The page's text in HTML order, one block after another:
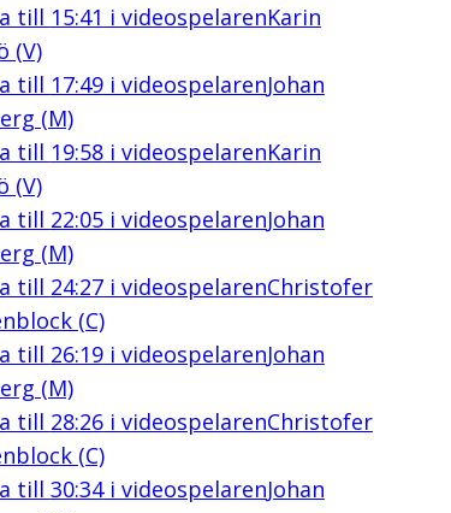
till 15:41 i videospelarenKarin
(V)
till 17:49i videospelarenJohan
(M)
till 19:58i videospelarenKarin
(V)
till 22:05i videospelarenJohan
(M)
till 24:27i videospelarenChristofer
(C)
till 26:19i videospelarenJohan
(M)
till 28:26i videospelarenChristofer
(C)
till 30:34i videospelarenJohan